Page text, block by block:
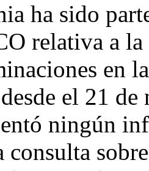
ha sido
relativa a
en
el 21
ningún
consulta